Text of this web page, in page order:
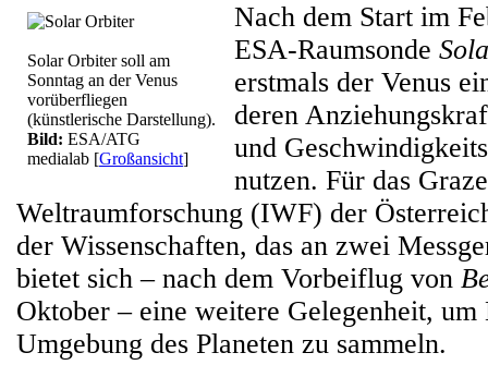
Solar Orbiter soll am
Sonntag an der Venus
vorüberfliegen
(künstlerische Darstellung).
Bild: ESA/ATG
medialab [Großansicht]
Nach dem Start im
ESA-Raumsonde
erstmals der Venus
deren
und
nutzen. Für das
Weltraumforschung (IWF) der
der Wissenschaften, das an zwei
bietet sich – nach dem Vorbeiflug von
Oktober – eine weitere Gelegenheit, um
Umgebung des Planeten zu sammeln.